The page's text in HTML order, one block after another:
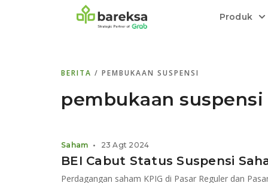
Produk
Transaksi cepat,all in one
relatif stabil.
Menyediakan layanan manajemen
Informasi terkini dan tepercaya terkait
Kenali rekam jejak dan
BERITA / PEMBUKAAN SUSPENSI
pembukaan suspensi
BEI Cabut Status Suspensi
Saham • 23 Agt 2024